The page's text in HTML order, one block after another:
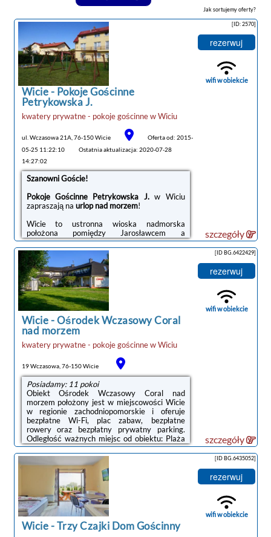
Jak sortujemy oferty?
noclegi Wicie
tanie noclegi
Wicie - Pokoje Gościnne
Petrykowska J.
kwatery prywatne - pokoje gościnnewWiciu
ul. Wczasowa 21A, 76-150 Wicie
Oferta od: 2015-
05-25 11:22:10
Ostatnia aktualizacja: 2020-07-28
14:27:02
Szanowni Goście!
Pokoje Gościnne Petrykowska J.w Wiciu
zapraszają na urlop nad morzem!
Wicie to ustronna wioska nadmorska
położona pomiędzy Jarosławcem a
Darłowem, nad jeziorem Kopań.
Nasz obiekt znajduje się w odległości tylko
220 m od morza!
Oferujemy Państwupokoje 2,3,4-osobowe z
widokiem na jezioro Kopań
cichej i spokojnej okolicy, z dala od miejskiego
hałasu.
U nas można naprawdę wypocząć.
Pokoje posiadają:
- balkon z widokiem na jezioro (część z nich)
- TV
- czajnik
- dostęp do Internetu
Do dyspozycji Gości udostępniamy: kuchnię
(w pełni wyposażoną), miejsce na grill,
bezpłatny parking oraz plac zabaw dla dzieci
(trampolina, huśtawka, piaskownica).
Serdecznie zapraszamy na wakacje do pokoi
gościnnych nad morzem Petrykowska J. w
[ID: 2570]
rezerwuj
wifi w obiekcie
szczegóły
noclegi Wicie
Wicie-Ośrodek Wczasowy Coral
nad morzem
kwatery prywatne - pokoje gościnnewWiciu
19 Wczasowa, 76-150 Wicie
Posiadamy: 11 pokoi
Obiekt Ośrodek Wczasowy Coral nad
morzem położony jest w miejscowości Wicie
w regionie zachodniopomorskie i oferuje
bezpłatne Wi-Fi, plac zabaw, bezpłatne
rowery oraz bezpłatny prywatny parking.
Odległość ważnych miejsc od obiektu: Plaża
Wicie – 600 m.W każdej opcji
zakwaterowania znajduje się aneks kuchenny
z pełnym wyposażeniem i stołem, a także
prywatna łazienka z prysznicem oraz
suszarką do włosów. Wyposażenie obejmuje
również telewizor z płaskim ekranem.
Wyposażenie obejmuje również lodówkę,
płytę kuchenną i czajnik.Obiekt dysponuje
tarasem słonecznym.Na ...
[ID BG.6422429]
rezerwuj
wifi w obiekcie
szczegóły
Wicie-Trzy Czajki Dom Gościnny
[ID BG.6435052]
rezerwuj
wifi w obiekcie